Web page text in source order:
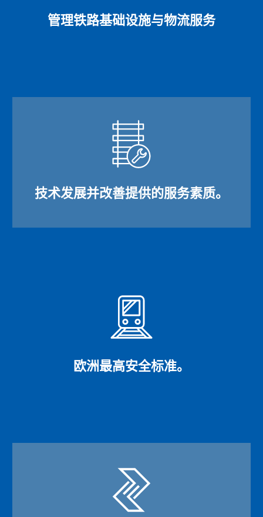
管理铁路基础设施与物流服务
技术发展并改善提供的服务素质。
欧洲最高安全标准。